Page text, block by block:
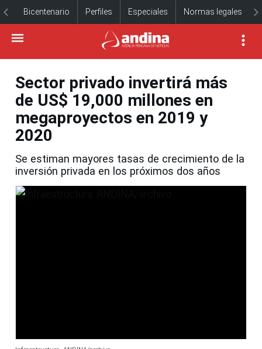
Bicentenario Perfiles Especiales Normas legales
Sector privado invertirá más
de US$ 19,000 millones en
megaproyectos en 2019 y
2020
Se estiman mayores tasas de crecimiento de la
inversión privada en los próximos dos años